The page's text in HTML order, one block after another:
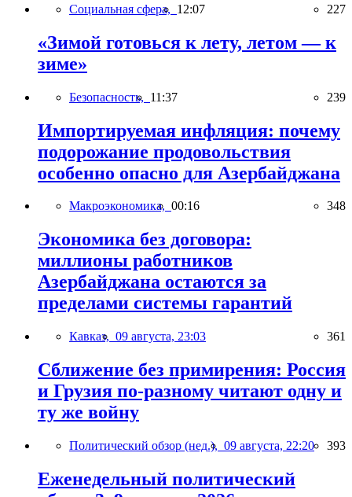
Социальная сфера, 12:07 227
«Зимой готовься к лету, летом — к
зиме»
Безопасность, 11:37 239
Импортируемая инфляция: почему
подорожание продовольствия
особенно опасно для Азербайджана
Макроэкономика, 00:16 348
Экономика без договора:
миллионы работников
Азербайджана остаются за
пределами системы гарантий
Кавказ, 09 августа, 23:03 361
Сближение без примирения: Россия
и Грузия по-разному читают одну и
ту же войну
Политический обзор (нед.), 09 августа, 22:20 393
Еженедельный политический